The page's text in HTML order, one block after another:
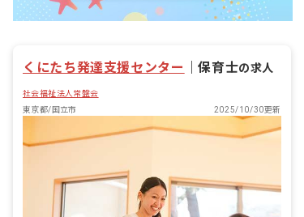
くにたち発達支援センター ｜保育士の求人
社会福祉法人常盤会
東京都/国立市
2025/10/30更新